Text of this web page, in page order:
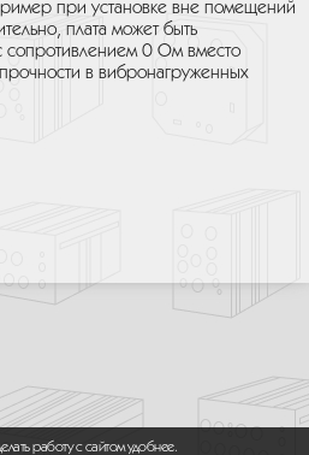
при установке вне помещений
плата может быть
сопротивлением 0 Ом вместо
в вибронагруженных
работу с сайтом удобнее.